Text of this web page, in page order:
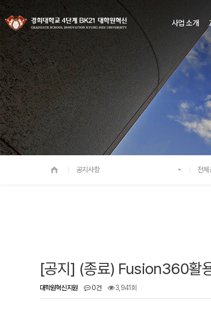
사업 소개
공지사항 전체
[공지] (종료) Fusion360활
대학원혁신지원 0건 3,941회